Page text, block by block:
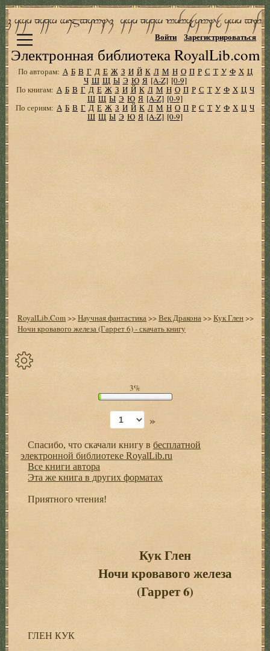
Электронная библиотека RoyalLib.com
Войти Зарегистрироваться
По авторам: А Б В Г Д Е Ж З И Й К Л М Н О П Р С Т У Ф Х Ц
Ч Ш Щ Ы Э Ю Я [A-Z] [0-9]
По книгам: А Б В Г Д Е Ж З И Й К Л М Н О П Р С Т У Ф Х Ц Ч
Ш Щ Ы Э Ю Я [A-Z] [0-9]
По сериям: А Б В Г Д Е Ж З И Й К Л М Н О П Р С Т У Ф Х Ц Ч
Ш Щ Ы Э Ю Я [A-Z] [0-9]
RoyalLib.Com>>Научная фантастика>>Век Дракона>>Кук Глен>>
Ночи кровавого железа (Гаррет 6) - скачать книгу
Установить
закладку
Оглавление
3%
»
Спасибо, что скачали книгу вбесплатной
электронной библиотеке RoyalLib.ru
Все книги автора
Эта же книга в других форматах
Приятного чтения!
Кук Глен
Ночи кровавого железа
(Гаррет 6)
ГЛЕН КУК